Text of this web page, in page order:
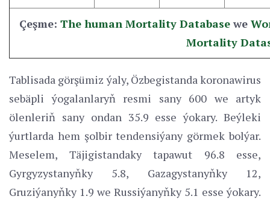
Çeşme: The human Mortality Databasewe
Mortality
Tablisada görşümiz ýaly, Özbegistanda koronawirus
sebäpli ýogalanlaryň resmi sany 600 we artyk
ölenleriň sany ondan 35.9 esse ýokary. Beýleki
ýurtlarda hem şolbir tendensiýany görmek bolýar.
Meselem, Täjigistandaky tapawut 96.8 esse,
Gyrgyzystanyňky 5.8, Gazagystanyňky 12,
Gruziýanyňky 1.9 we Russiýanyňky 5.1 esse ýokary.